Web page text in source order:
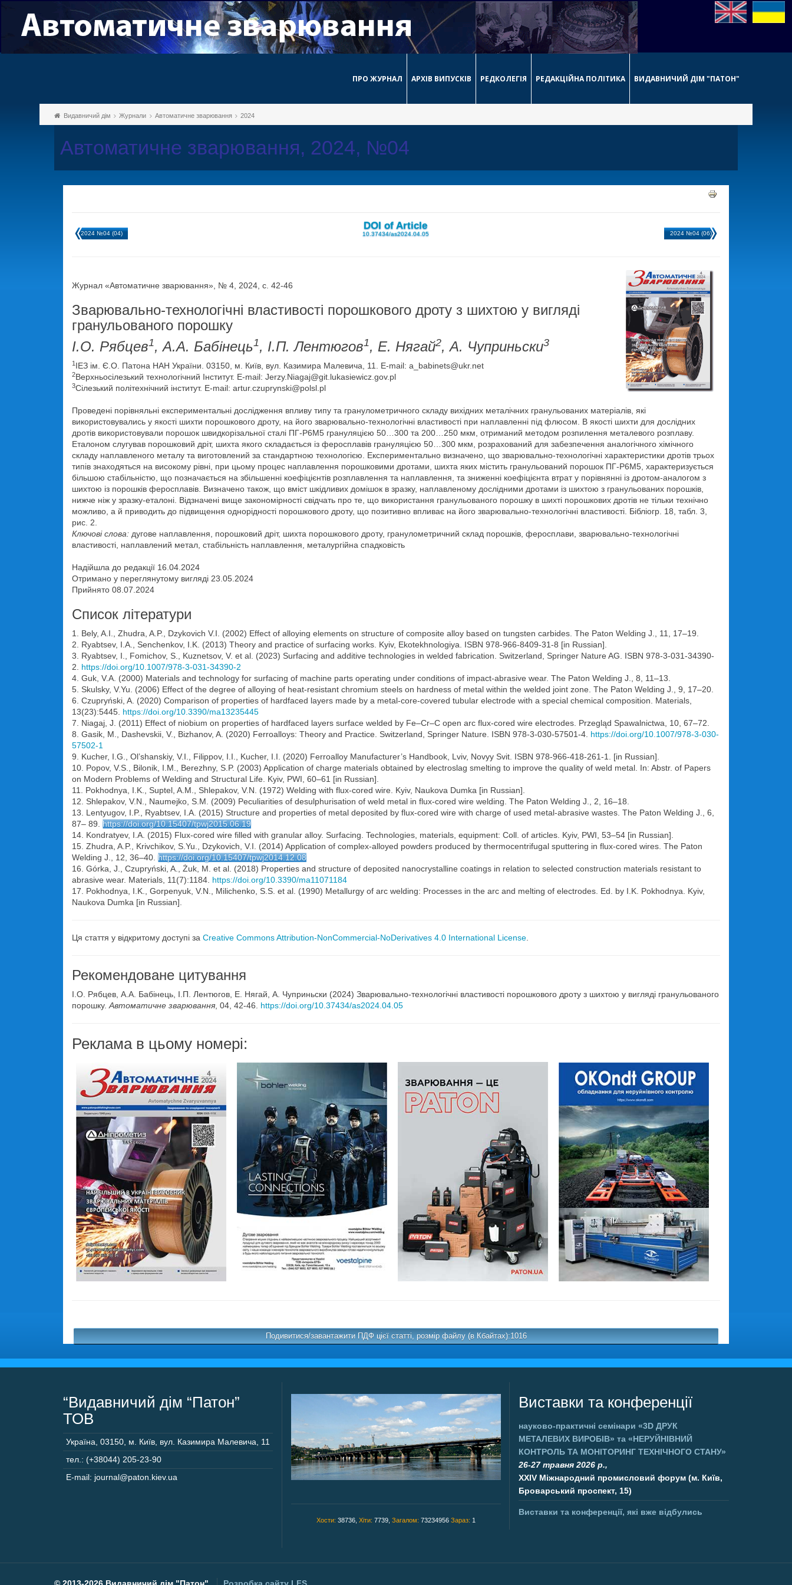
ПРО ЖУРНАЛ АРХІВ ВИПУСКІВ РЕДКОЛЕГІЯ РЕДАКЦІЙНА ПОЛІТИКА ВИДАВНИЧИЙ ДІМ "ПАТОН"
Видавничий дім Журнали Автоматичне зварювання 2024
Автоматичне зварювання, 2024, №04
2024 №04 (04)
DOI of Article
10.37434/as2024.04.05 2024 №04 (06)
Журнал «Автоматичне зварювання», № 4, 2024, с. 42-46
Зварювально-технологічні властивості порошкового дроту з шихтою у вигляді
гранульованого порошку
І.О. Рябцев1, А.А. Бабінець1, І.П. Лентюгов1, Е. Нягай2, А. Чуприньски3
1 ІЕЗ ім. Є.О. Патона НАН України. 03150, м. Київ, вул. Казимира Малевича, 11. E-mail: a_babinets@ukr.net
2Верхньосілезький технологічний Інститут. E-mail: Jerzy.Niagaj@git.lukasiewicz.gov.pl
3Сілезький політехнічний інститут. E-mail: artur.czuprynski@polsl.pl
Проведені порівняльні експериментальні дослідження впливу типу та гранулометричного складу вихідних металічних гранульованих матеріалів, які
використовувались у якості шихти порошкового дроту, на його зварювально-технологічні властивості при наплавленні під флюсом. В якості шихти для дослідних
дротів використовували порошок швидкорізальної сталі ПГ-Р6М5 грануляцією 50…300 та 200…250 мкм, отриманий методом розпилення металевого розплаву.
Еталоном слугував порошковий дріт, шихта якого складається із феросплавів грануляцією 50…300 мкм, розрахований для забезпечення аналогічного хімічного
складу наплавленого металу та виготовлений за стандартною технологією. Експериментально визначено, що зварювально-технологічні характеристики дротів трьох
типів знаходяться на високому рівні, при цьому процес наплавлення порошковими дротами, шихта яких містить гранульований порошок ПГ-Р6М5, характеризується
більшою стабільністю, що позначається на збільшенні коефіцієнтів розплавлення та наплавлення, та зниженні коефіцієнта втрат у порівнянні із дротом-аналогом з
шихтою із порошків феросплавів. Визначено також, що вміст шкідливих домішок в зразку, наплавленому дослідними дротами із шихтою з гранульованих порошків,
нижче ніж у зразку-еталоні. Відзначені вище закономірності свідчать про те, що використання гранульованого порошку в шихті порошкових дротів не тільки технічно
можливо, а й приводить до підвищення однорідності порошкового дроту, що позитивно впливає на його зварювально-технологічні властивості. Бібліогр. 18, табл. 3,
рис. 2.
Ключові слова: дугове наплавлення, порошковий дріт, шихта порошкового дроту, гранулометричний склад порошків, феросплави, зварювально-технологічні
властивості, наплавлений метал, стабільність наплавлення, металургійна спадковість
Надійшла до редакції 16.04.2024
Отримано у переглянутому вигляді 23.05.2024
Прийнято 08.07.2024
Список літератури
1. Bely, A.I., Zhudra, A.P., Dzykovich V.I. (2002) Effect of alloying elements on structure of composite alloy based on tungsten carbides. The Paton Welding J., 11, 17–19.
2. Ryabtsev, I.A., Senchenkov, I.K. (2013) Theory and practice of surfacing works. Kyiv, Ekotekhnologiya. ISBN 978-966-8409-31-8 [in Russian].
3. Ryabtsev, I., Fomichov, S., Kuznetsov, V. et al. (2023) Surfacing and additive technologies in welded fabrication. Switzerland, Springer Nature AG. ISBN 978-3-031-34390-
2. https://doi.org/10.1007/978-3-031-34390-2
4. Guk, V.A. (2000) Materials and technology for surfacing of machine parts operating under conditions of impact-abrasive wear. The Paton Welding J., 8, 11–13.
5. Skulsky, V.Yu. (2006) Effect of the degree of alloying of heat-resistant chromium steels on hardness of metal within the welded joint zone. The Paton Welding J., 9, 17–20.
6. Czupryński, A. (2020) Comparison of properties of hardfaced layers made by a metal-core-covered tubular electrode with a special chemical composition. Materials,
13(23):5445. https://doi.org/10.3390/ma13235445
7. Niagaj, J. (2011) Effect of niobium on properties of hardfaced layers surface welded by Fe–Cr–C open arc flux-cored wire electrodes. Przegląd Spawalnictwa, 10, 67–72.
8. Gasik, M., Dashevskii, V., Bizhanov, A. (2020) Ferroalloys: Theory and Practice. Switzerland, Springer Nature. ISBN 978-3-030-57501-4. https://doi.org/10.1007/978-3-030-
57502-1
9. Kucher, I.G., Ol’shanskiy, V.I., Filippov, I.I., Kucher, I.I. (2020) Ferroalloy Manufacturer’s Handbook, Lviv, Novyy Svit. ISBN 978-966-418-261-1. [in Russian].
10. Popov, V.S., Bilonik, I.M., Berezhny, S.P. (2003) Application of charge materials obtained by electroslag smelting to improve the quality of weld metal. In: Abstr. of Papers
on Modern Problems of Welding and Structural Life. Kyiv, PWI, 60–61 [in Russian].
11. Pokhodnya, I.K., Suptel, A.M., Shlepakov, V.N. (1972) Welding with flux-cored wire. Kyiv, Naukova Dumka [in Russian].
12. Shlepakov, V.N., Naumejko, S.M. (2009) Peculiarities of desulphurisation of weld metal in flux-cored wire welding. The Paton Welding J., 2, 16–18.
13. Lentyugov, I.P., Ryabtsev, I.A. (2015) Structure and properties of metal deposited by flux-cored wire with charge of used metal-abrasive wastes. The Paton Welding J., 6,
87– 89. https://doi.org/10.15407/tpwj2015.06.19
14. Kondratyev, I.A. (2015) Flux-cored wire filled with granular alloy. Surfacing. Technologies, materials, equipment: Coll. of articles. Kyiv, PWI, 53–54 [in Russian].
15. Zhudra, A.P., Krivchikov, S.Yu., Dzykovich, V.I. (2014) Application of complex-alloyed powders produced by thermocentrifugal sputtering in flux-cored wires. The Paton
Welding J., 12, 36–40. https://doi.org/10.15407/tpwj2014.12.08
16. Górka, J., Czupryński, A., Żuk, M. et al. (2018) Properties and structure of deposited nanocrystalline coatings in relation to selected construction materials resistant to
abrasive wear. Materials, 11(7):1184. https://doi.org/10.3390/ma11071184
17. Pokhodnya, I.K., Gorpenyuk, V.N., Milichenko, S.S. et al. (1990) Metallurgy of arc welding: Processes in the arc and melting of electrodes. Ed. by I.K. Pokhodnya. Kyiv,
Naukova Dumka [in Russian].
Ця стаття у відкритому доступі за Creative Commons Attribution-NonCommercial-NoDerivatives 4.0 International License
Рекомендоване цитування
І.О. Рябцев, А.А. Бабінець, І.П. Лентюгов, Е. Нягай, А. Чуприньски (2024) Зварювально-технологічні властивості порошкового дроту з шихтою у вигляді гранульованого
порошку. Автоматичне зварювання , 04, 42-46. https://doi.org/10.37434/as2024.04.05
Реклама в цьому номері:
Подивитися/завантажити ПДФ цієї статті, розмір файлу (в Кбайтах):1016
“Видавничий дім “Патон”
ТОВ
Україна 03150 м. Київ, вул. Казимира Малевича, 11
тел.: (+38044) 205-23-90
E-mail: journal@paton.kiev.ua
Хости: 38736, Хіти: 7739, Загалом: 73234956 Зараз: 1
Виставки та конференції
науково-практичні семінари«3D ДРУК
МЕТАЛЕВИХ ВИРОБІВ» та«НЕРУЙНІВНИЙ
КОНТРОЛЬ ТА МОНІТОРИНГ ТЕХНІЧНОГО СТАНУ»
26-27 травня 2026 р.,
XXIV Міжнародний промисловий форум (м. Київ,
Броварський проспект, 15)
Виставки та конференції, які вже відбулись